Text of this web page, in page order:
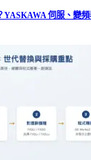
YASKAWA 伺服、變